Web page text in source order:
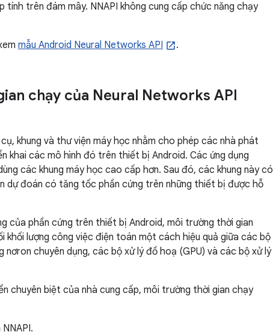
trên đám mây. NNAPI không cung cấp chức năng chạy
mẫu Android Neural Networks API .
chạy của Neural Networks API
khung và thư viện máy học nhằm cho phép các nhà phát
khai các mô hình đó trên thiết bị Android. Các ứng dụng
các khung máy học cao cấp hơn. Sau đó, các khung này có
dự đoán có tăng tốc phần cứng trên những thiết bị được hỗ
của phần cứng trên thiết bị Android, môi trường thời gian
khối lượng công việc điện toán một cách hiệu quả giữa các bộ
chuyên dụng, các bộ xử lý đồ hoạ (GPU) và các bộ xử lý
chuyên biệt của nhà cung cấp, môi trường thời gian chạy